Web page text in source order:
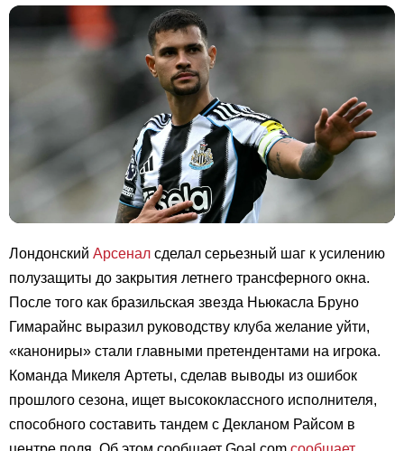
Лондонский Арсенал сделал серьезный шаг к усилению
полузащиты до закрытия летнего трансферного окна.
После того как бразильская звезда Ньюкасла Бруно
Гимарайнс выразил руководству клуба желание уйти,
«канониры» стали главными претендентами на игрока.
Команда Микеля Артеты, сделав выводы из ошибок
прошлого сезона, ищет высококлассного исполнителя,
способного составить тандем с Декланом Райсом в